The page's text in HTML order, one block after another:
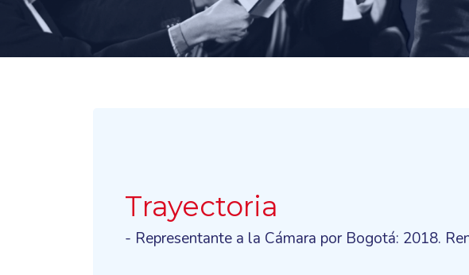
Trayectoria
- Representante a la Cámara por Bogotá: 2018.